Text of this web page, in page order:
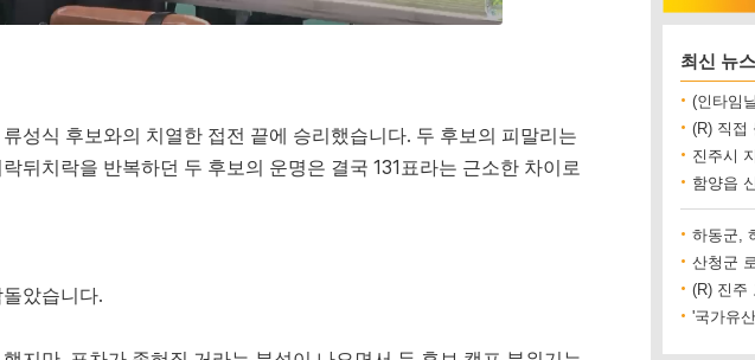
성식 후보와의 치열한 접전 끝에 승리했습니다. 두 후보의 피말리는
뒤치락을 반복하던 두 후보의 운명은 결국 131표라는 근소한 차이로
았습니다.
최신 뉴스
함양읍